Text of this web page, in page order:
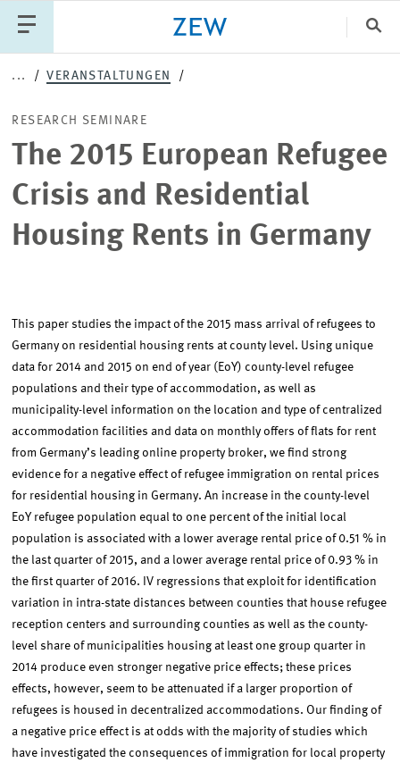
PUBLIKATIONEN PROJEKTE TEAM
VERANSTALTUNGEN AKTUELLES
... VERANSTALTUNGEN
The 2015 European Refugee
Crisis and Residential
Housing Rents in Germany
RESEARCH SEMINARE
This paper studies the impact of the 2015 mass arrival of refugees to
Germany on residential housing rents at county level. Using unique
data for 2014 and 2015 on end of year (EoY) county-level refugee
populations and their type of accommodation, as well as
municipality-level information on the location and type of centralized
accommodation facilities and data on monthly offers of flats for rent
from Germany’s leading online property broker, we find strong
evidence for a negative effect of refugee immigration on rental prices
for residential housing in Germany. An increase in the county-level
EoY refugee population equal to one percent of the initial local
population is associated with a lower average rental price of 0.51 % in
the last quarter of 2015, and a lower average rental price of 0.93 % in
the first quarter of 2016. IV regressions that exploit for identification
variation in intra-state distances between counties that house refugee
reception centers and surrounding counties as well as the county-
level share of municipalities housing at least one group quarter in
2014 produce even stronger negative price effects; these prices
effects, however, seem to be attenuated if a larger proportion of
refugees is housed in decentralized accommodations. Our finding of
a negative price effect is at odds with the majority of studies which
have investigated the consequences of immigration for local property